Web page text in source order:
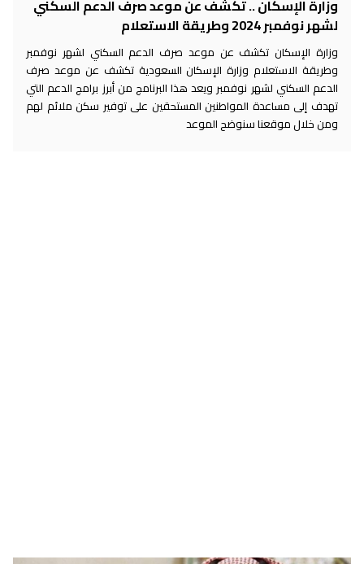
وزارة الإسكان .. تكشف عن موعد صرف الدعم السكني
لشهر نوفمبر 2024 وطريقة الاستعلام
وزارة الإسكان تكشف عن موعد صرف الدعم السكني لشهر نوفمبر
وطريقة الاستعلام وزارة الإسكان السعودية تكشف عن موعد صرف
الدعم السكني لشهر نوفمبر ويعد هذا البرنامج من أبرز برامج الدعم التي
تهدف إلى مساعدة المواطنين المستحقين على توفير سكن ملائم لهم
ومن خلال موقعنا سنوضح الموعد